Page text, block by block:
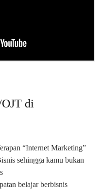
di
“Internet Marketing”
sehingga kamu bukan
belajar berbisnis